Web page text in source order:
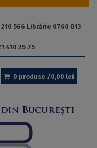
566 Librărie 0760 013
410 25 75
0 produse /0,00 lei